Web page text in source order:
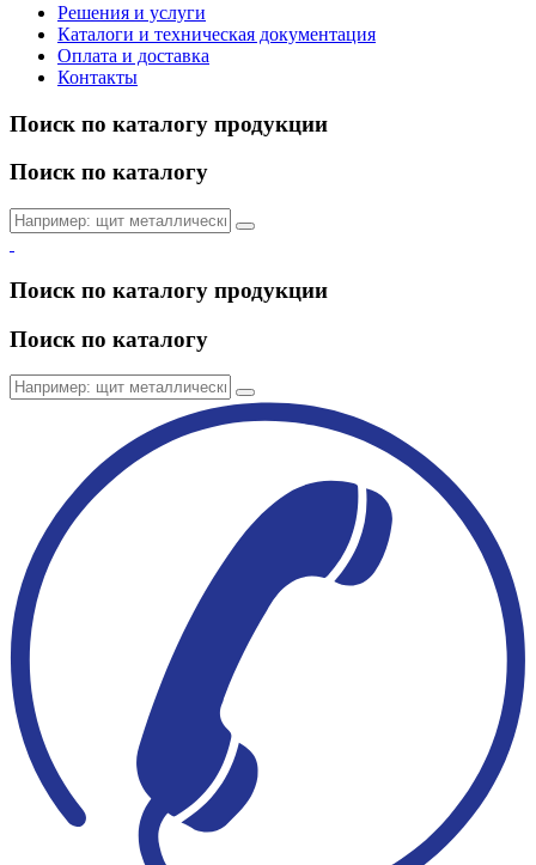
Решения и услуги
Каталоги и техническая документация
Оплата и доставка
Контакты
Поиск по каталогу продукции
Поиск по каталогу
Поиск по каталогу продукции
Поиск по каталогу